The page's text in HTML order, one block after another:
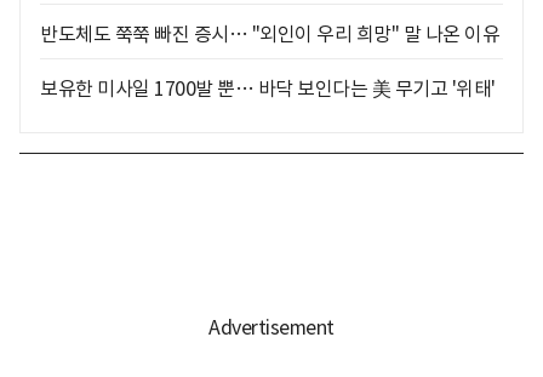
반도체도 쭉쭉 빠진 증시… "외인이 우리 희망" 말 나온 이유
보유한 미사일 1700발 뿐… 바닥 보인다는 美 무기고 '위태'